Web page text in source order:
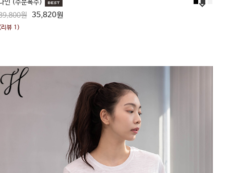
인 (주문폭주)
원 35,820원
■
뷰 1)